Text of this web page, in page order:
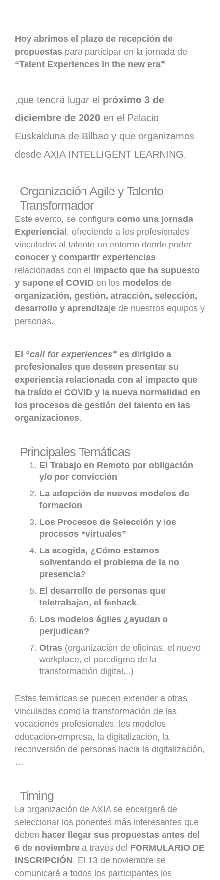
Hoy abrimos el plazo de recepción de
propuestas para participar en la jornada de
“Talent Experiences in the new era”
,que tendrá lugar el próximo 3 de
diciembre de 2020 en el Palacio
Euskalduna de Bilbao y que organizamos
desde AXIA INTELLIGENT LEARNING.
Organización Agile y Talento
Transformador
Este evento, se configura como una jornada
Experiencial, ofreciendo a los profesionales
vinculados al talento un entorno donde poder
conocer y compartir experiencias
relacionadas con el impacto que ha supuesto
y supone el COVID en los modelos de
organización, gestión, atracción, selección,
desarrollo y aprendizaje de nuestros equipos y
personas..
El “call for experiences” es dirigido a
profesionales que deseen presentar su
experiencia relacionada con al impacto que
ha traído el COVID y la nueva normalidad en
los procesos de gestión del talento en las
organizaciones.
Principales Temáticas
El Trabajo en Remoto por obligación
y/o por convicción
La adopción de nuevos modelos de
formacion
Los Procesos de Selección y los
procesos “virtuales”
La acogida, ¿Cómo estamos
solventando el problema de la no
presencia?
El desarrollo de personas que
teletrabajan, el feeback.
Los modelos ágiles ¿ayudan o
perjudican?
Otras (organización de oficinas, el nuevo
workplace, el paradigma de la
transformación digital,..)
Estas temáticas se pueden extender a otras
vinculadas como la transformación de las
vocaciones profesionales, los modelos
educación-empresa, la digitalización, la
reconversión de personas hacia la digitalización,
…
Timing
La organización de AXIA se encargará de
seleccionar los ponentes más interesantes que
deben hacer llegar sus propuestas antes del
6 de noviembre a través del FORMULARIO DE
INSCRIPCIÓN. El 13 de noviembre se
comunicará a todos los participantes los